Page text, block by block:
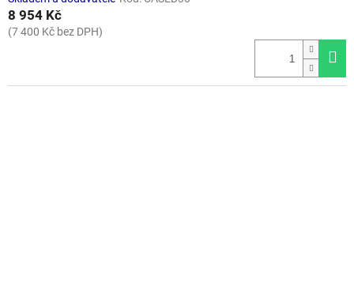
8 954 Kč
(7 400 Kč bez DPH)